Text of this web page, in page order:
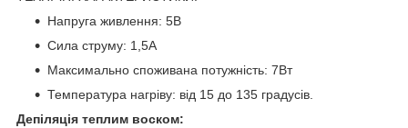
Напруга живлення: 5В
Сила струму: 1,5A
Максимально споживана потужність: 7Вт
Температура нагріву: від 15 до 135 градусів.
Депіляція теплим воском: